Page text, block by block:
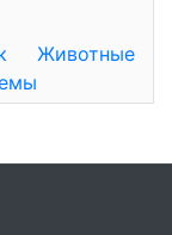
Животные